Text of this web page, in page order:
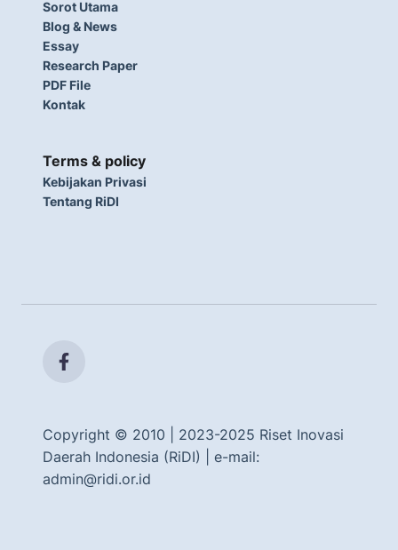
Sorot Utama
Blog & News
Essay
Research Paper
PDF File
Kontak
Terms & policy
Kebijakan Privasi
Tentang RiDI
Copyright © 2010 | 2023-2025 Riset Inovasi
Daerah Indonesia (RiDI) | e-mail:
admin@ridi.or.id